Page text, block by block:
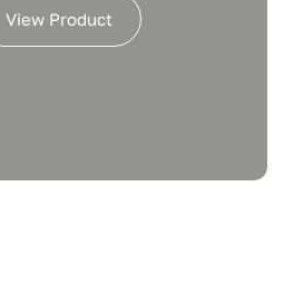
View Product